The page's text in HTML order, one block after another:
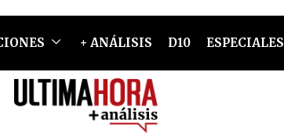
+ ANÁLISIS D10 ESPECIALES